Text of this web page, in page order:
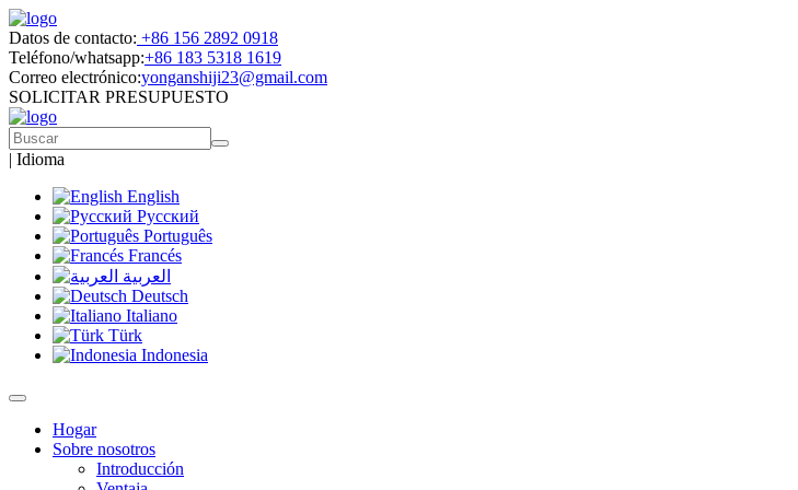
Datos de contacto: +86 156 2892 0918
Teléfono/whatsapp:+86 183 5318 1619
Correo electrónico:yonganshiji23@gmail.com
SOLICITAR PRESUPUESTO
| Idioma
English
Русский
Português
Francés
العربية
Deutsch
Italiano
Türk
Indonesia
Hogar
Sobre nosotros
Introducción